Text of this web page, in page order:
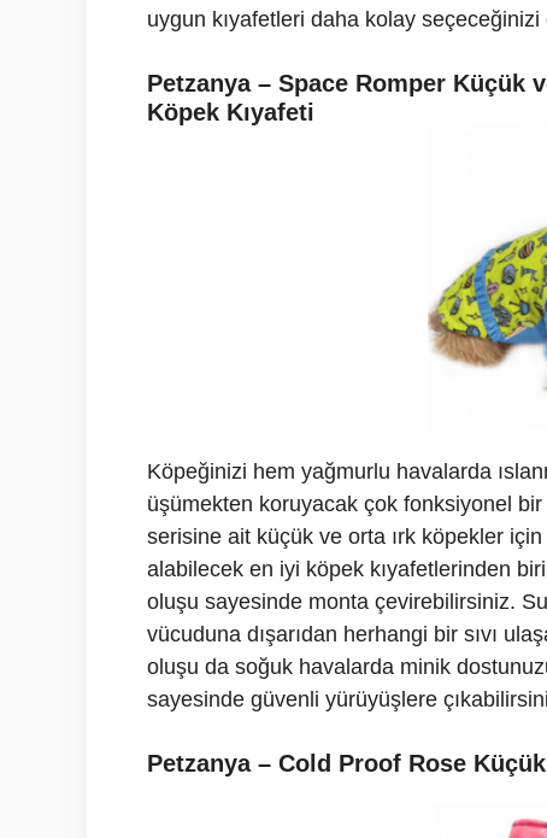
uygun kıyafetleri daha kolay
Petzanya – Space Romper Küçük
Köpek Kıyafeti
Köpeğinizi hem yağmurlu havalarda
üşümekten koruyacak çok fonksiyonel
serisine ait küçük ve orta ırk köpekler
alabilecek en iyi köpek kıyafetlerinden
oluşu sayesinde monta çevirebilirsiniz.
vücuduna dışarıdan herhangi bir sıvı
oluşu da soğuk havalarda minik
sayesinde güvenli yürüyüşlere
Petzanya – Cold Proof Rose